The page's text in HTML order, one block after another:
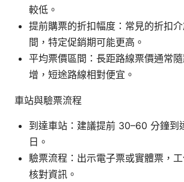
較低。
提前購票的折扣幅度：常見的折扣
間，特定促銷期可能更高。
平均票價區間：長距路線票價通常
增，短途路線相對便宜。
車站與驗票流程
到達車站：建議提前 30–60 分鐘到
日。
驗票流程：出示電子票或實體票，
核對資訊。